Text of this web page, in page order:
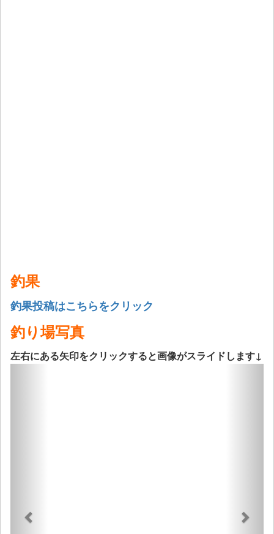
釣果
釣果投稿はこちらをクリック
釣り場写真
左右にある矢印をクリックすると画像がスライドします↓